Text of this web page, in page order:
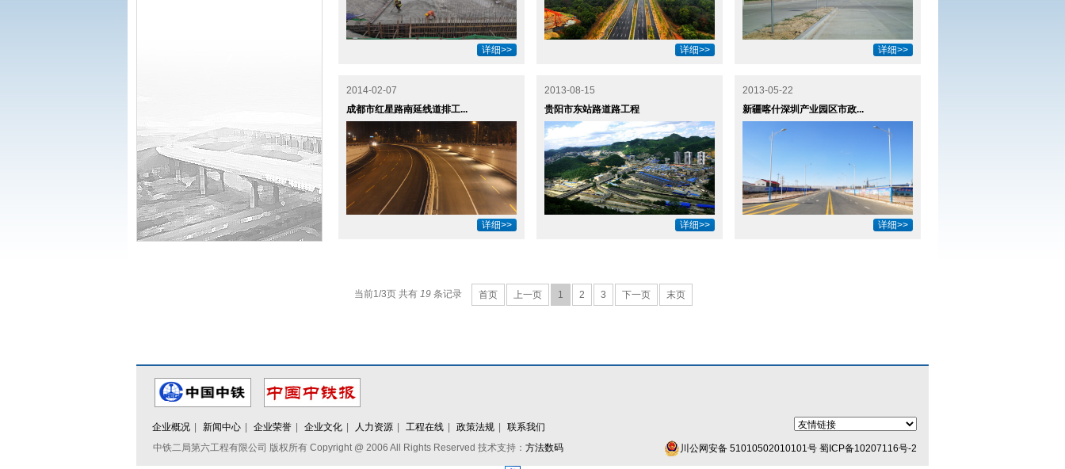
详细>> 详细>> 详细>>
2014-02-07
成都市红星路南延线道排工...
详细>>
2013-08-15
贵阳市东站路道路工程
详细>>
2013-05-22
新疆喀什深圳产业园区市政...
详细>>
当前1/3页 共有 19 条记录 首页 上一页 1 2 3 下一页 末页
企业概况 新闻中心 企业荣誉 企业文化 人力资源 工程在线 政策法规
联系我们
中铁二局第六工程有限公司 版权所有 Copyright @ 2006 All Rights Reserved 技术支持： 方法数码 川公网安备 51010502010101号 蜀ICP备10207116号-2